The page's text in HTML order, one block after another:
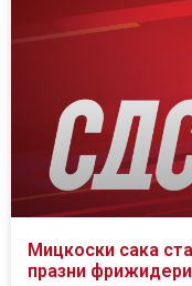
Мицкоски сака
празни фрижидери